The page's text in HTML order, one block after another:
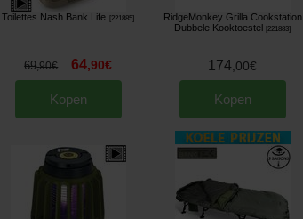
Toilettes Nash Bank Life 221885]
69,90€ 64,90€
Kopen
RidgeMonkey Grilla Cookstation
Dubbele Kooktoestel [221883]
174 00€
Kopen